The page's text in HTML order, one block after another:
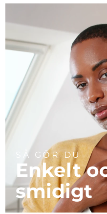
SÅ GÖR DU
Enkelt
smidigt